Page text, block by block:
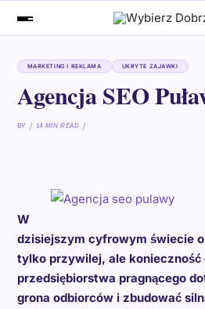
MARKETING I REKLAMA UKRYTE ZAJAWKI
Agencja SEO
BY 14 MIN READ
W
dzisiejszym cyfrowym świecie
tylko przywilej, ale konieczność
przedsiębiorstwa pragnącego
grona odbiorców i zbudować